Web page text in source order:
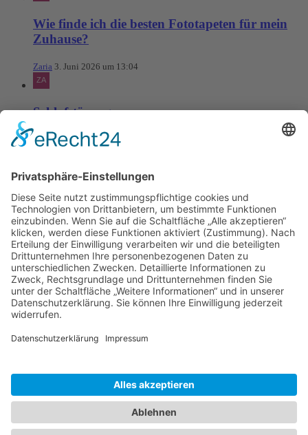
Wie finde ich die besten Fototapeten für mein
Zuhause?
Zaria 3. Juni 2026 um 13:04
Schlafstörungen
Zaria 3. Juni 2026 um 13:03
Ms word to PDF
Manuellsen 28. Mai 2026 um 10:31
Künstliche Intelligenz in der
Plattformentwicklung
MasonOgden 24. August 2025 um 10:58
Was habt ihr euch zuletzt gekauft?
LarsKlars 3. März 2025 um 10:08
Kontakt
Datenschutzerklärung